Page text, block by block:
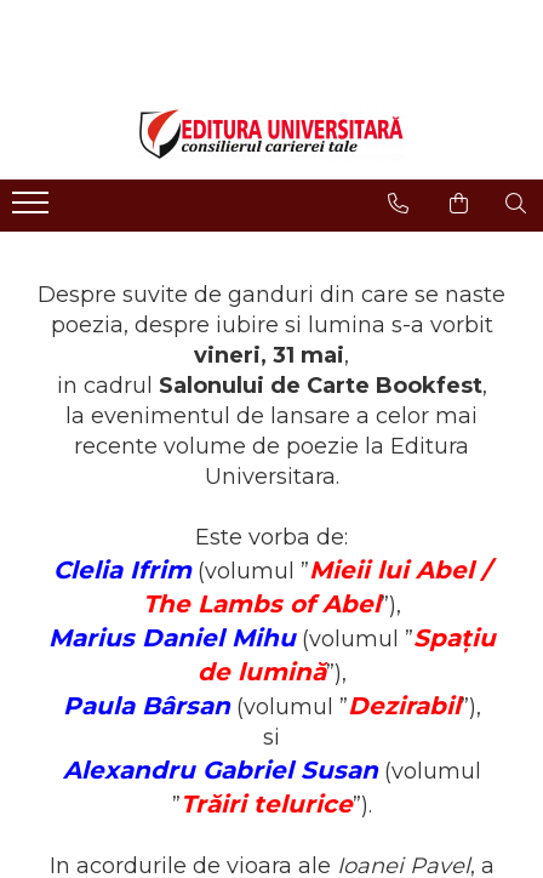
COLECȚII DE CARTE
RELIGIE ȘI FILOSOFIE
ARTE - MULTIMEDIA
SOCIOLOGIE ȘI ȘTIINȚELE
COMUNICĂRII
RELAȚII INTERNAȚIONALE ȘI
DIPLOMAȚIE
ȘTIINȚE ALE EDUCAȚIEI
PAMÂNTUL - CASA NOASTRĂ
ȘTIINȚE JURIDICE ȘI
ADMINISTRATIVE
ȘTIINȚE ECONOMICE
ȘTIINȚE EXACTE
EDUCAȚIE FIZICĂ ȘI SPORT
TIMP LIBER
NOUTĂȚI
PROMOȚIILE LUNII
Filologie
Religie și filosofie
Arte și multimedia
Reviste
Open Access
Acreditare CNCS
Cum Cumpăr
Politica de Retur
Distribuitori
Evenimente - Lansări
Regulament Campanii
Promotionale
Despre suvite de ganduri din care se naste
poezia, despre iubire si lumina s-a vorbit
vineri, 31 mai,
in cadrul Salonului de Carte Bookfest,
la evenimentul de lansare a celor mai
recente volume de poezie la Editura
Universitara.
Este vorba de:
Clelia Ifrim(volumul ”Mieii lui Abel /
The Lambs of Abel”),
Marius Daniel Mihu (volumul ”Spațiu
de lumină”),
Paula Bârsan(volumul ”Dezirabil”),
si
Alexandru Gabriel Susan (volumul
”Trăiri telurice”).
In acordurile de vioara ale Ioanei Pavel, a